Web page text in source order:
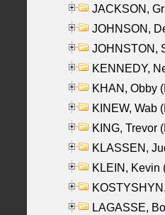
JACKSON,
JOHNSON,
JOHNSTON,
KENNEDY,
KHAN, Obby
KINEW, Wab
KING, Trevor
KLASSEN,
KLEIN, Kevin
LAGASSE,